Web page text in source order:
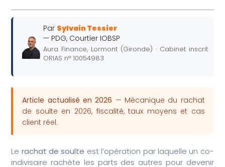
Par Sylvain Tessier
— PDG, Courtier IOBSP
Aura Finance, Lormont (Gironde) · Cabinet inscrit
ORIAS n° 10054983
Article actualisé en 2026 — Mécanique du rachat
de soulte en 2026, fiscalité, taux moyens et cas
client réel.
Le rachat de soulte est l’opération par laquelle un co-
indivisaire rachète les parts des autres pour devenir